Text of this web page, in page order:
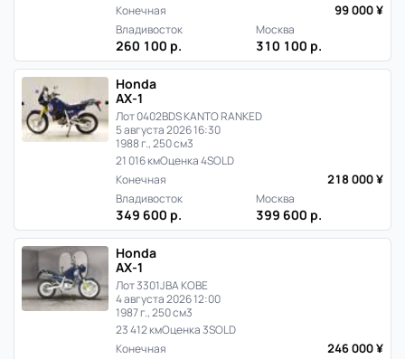
Японии
Конечная
99 000 ¥
Владивосток
260 100 р.
Москва
310 100 р.
Honda
AX-1
Лот 0402BDS KANTO RANKED
5 августа 2026 16:30
1988 г., 250 см3
21 016 кмОценка 4SOLD
Конечная
218 000 ¥
Владивосток
349 600 р.
Москва
399 600 р.
Honda
AX-1
Лот 3301JBA KOBE
4 августа 2026 12:00
1987 г., 250 см3
23 412 кмОценка 3SOLD
Конечная
246 000 ¥